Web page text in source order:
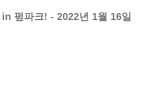
펖파크! - 2022년 1월 16일